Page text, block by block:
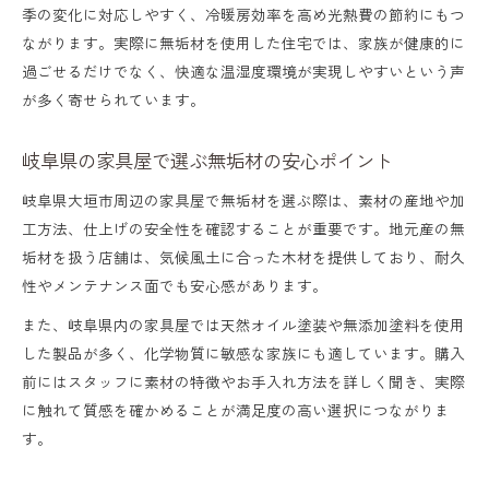
岐阜県大垣市で選ぶ無垢材活用の工夫
大垣市の家具屋で無垢材を賢く選ぶコツ
無垢材家具のアウトレット活用アイディア
家づくりに役立つ無垢材選定のポイント
無垢材家具選びで失敗しないための工夫
快適生活を支える無垢材の選び方入門
無垢材家具選びで押さえたい基本ポイント
岐阜県の家具屋で無垢材を比較するコツ
国産無垢材の特徴と選ぶ際の注意点
アウトレット家具店で無垢材を見極める方
季の変化に対応しやすく、冷暖房効率を高め光熱費の節約にもつ
ながります。実際に無垢材を使用した住宅では、家族が健康的に
過ごせるだけでなく、快適な温湿度環境が実現しやすいという声
が多く寄せられています。
岐阜県の家具屋で選ぶ無垢材の安心ポイント
岐阜県大垣市周辺の家具屋で無垢材を選ぶ際は、素材の産地や加
工方法、仕上げの安全性を確認することが重要です。地元産の無
垢材を扱う店舗は、気候風土に合った木材を提供しており、耐久
性やメンテナンス面でも安心感があります。
また、岐阜県内の家具屋では天然オイル塗装や無添加塗料を使用
した製品が多く、化学物質に敏感な家族にも適しています。購入
前にはスタッフに素材の特徴やお手入れ方法を詳しく聞き、実際
に触れて質感を確かめることが満足度の高い選択につながりま
す。